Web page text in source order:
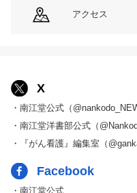
アクセス
X
・南江堂公式（
・南江堂洋書部公式（
・『がん看護』編集室（
Facebook
・南江堂公式